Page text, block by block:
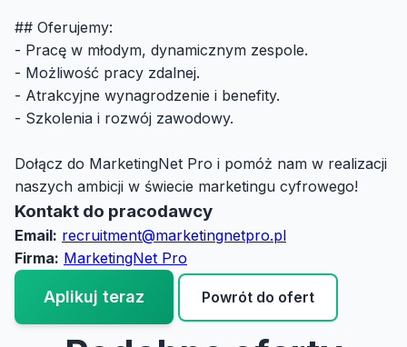
## Oferujemy:
- Pracę w młodym, dynamicznym zespole.
- Możliwość pracy zdalnej.
- Atrakcyjne wynagrodzenie i benefity.
- Szkolenia i rozwój zawodowy.
Dołącz do MarketingNet Pro i pomóż nam w realizacji
naszych ambicji w świecie marketingu cyfrowego!
Kontakt do pracodawcy
Email: recruitment@marketingnetpro.pl
Firma: MarketingNet Pro
Aplikuj teraz Powrót do ofert